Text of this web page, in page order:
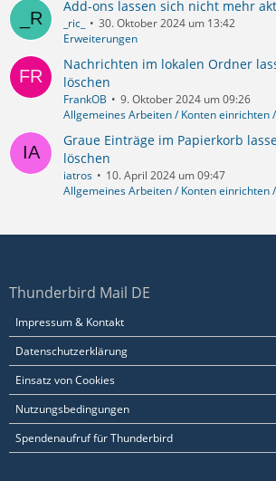
Add-ons lassen sich nicht mehr
_ric_
30. Oktober 2024 um 13:42
Erweiterungen
Nachrichten im lokalen Ordner
löschen
FrankOB
9. Oktober 2024 um 09:26
Allgemeines Arbeiten / Konten einrichten
Graue Einträge im Papierkorb
löschen
iatros
10. April 2024 um 09:47
Allgemeines Arbeiten / Konten einrichten
Thunderbird Mail DE
Impressum & Kontakt
Datenschutzerklärung
Einsatz von Cookies
Nutzungsbedingungen
Spendenaufruf für Thunderbird